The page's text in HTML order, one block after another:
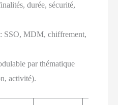
durée, sécurité,
: SSO, MDM, chiffrement,
par thématique
activité).